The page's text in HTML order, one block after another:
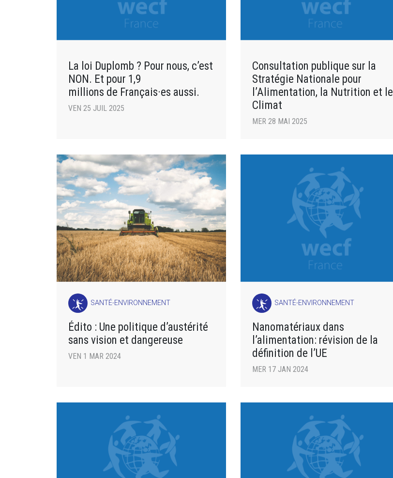
La loi Duplomb ? Pour nous, c’est
NON. Et pour 1,9
millions de Français·es aussi.
VEN 25 JUIL 2025
Consultation publique sur la
Stratégie Nationale pour
l’Alimentation, la Nutrition et le
Climat
MER 28 MAI 2025
SANTÉ-ENVIRONNEMENT
Édito : Une politique d’austérité
sans vision et dangereuse
VEN 1 MAR 2024
SANTÉ-ENVIRONNEMENT
Nanomatériaux dans
l’alimentation: révision de la
définition de l’UE
MER 17 JAN 2024